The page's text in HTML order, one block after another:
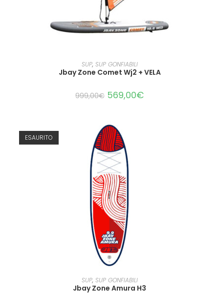
LEGGI TUTTO
SUP, SUP GONFIABILI
Jbay Zone Comet Wj2 + VELA
999,00€ 569,00€
ESAURITO
LEGGI TUTTO
SUP, SUP GONFIABILI
Jbay Zone Amura H3